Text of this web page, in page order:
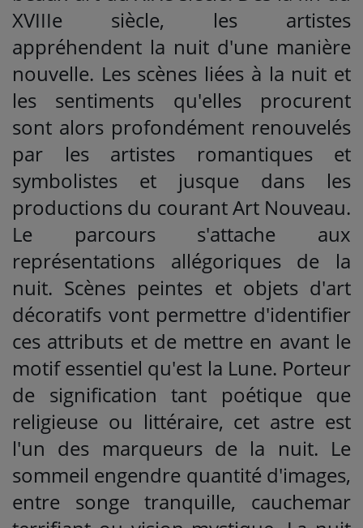
XVIIIe siècle, les artistes
appréhendent la nuit d'une manière
nouvelle. Les scènes liées à la nuit et
les sentiments qu'elles procurent
sont alors profondément renouvelés
par les artistes romantiques et
symbolistes et jusque dans les
productions du courant Art Nouveau.
Le parcours s'attache aux
représentations allégoriques de la
nuit. Scènes peintes et objets d'art
décoratifs vont permettre d'identifier
ces attributs et de mettre en avant le
motif essentiel qu'est la Lune. Porteur
de signification tant poétique que
religieuse ou littéraire, cet astre est
l'un des marqueurs de la nuit. Le
sommeil engendre quantité d'images,
entre songe tranquille, cauchemar